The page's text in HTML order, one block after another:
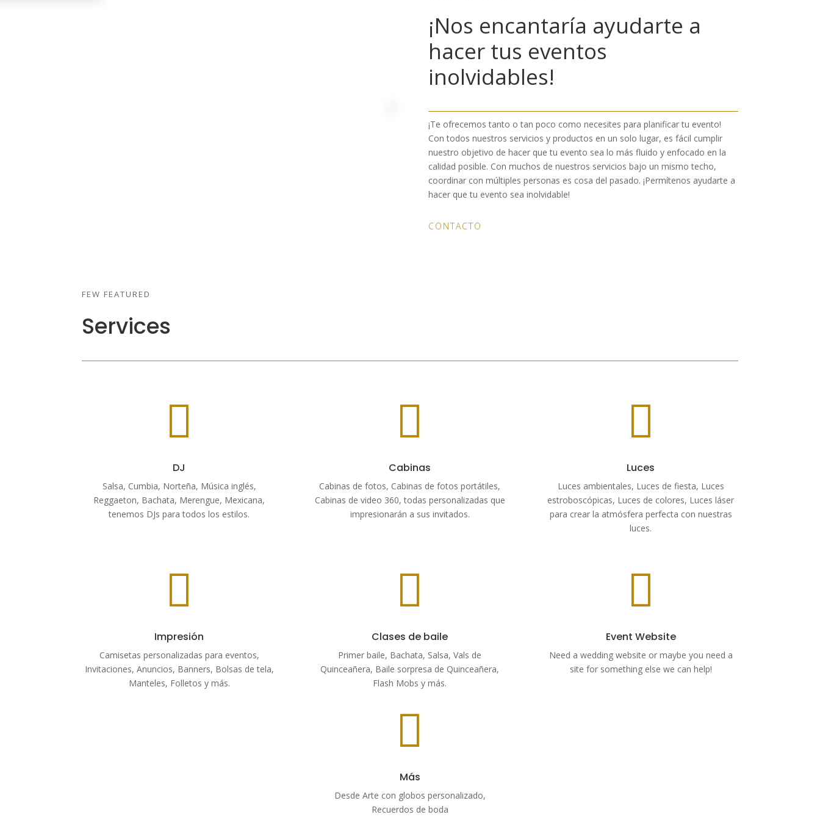
¡Nos encantaría ayudarte a
hacer tus eventos
inolvidables!
¡Te ofrecemos tanto o tan poco como necesites para planificar tu evento!
Con todos nuestros servicios y productos en un solo lugar, es fácil cumplir
nuestro objetivo de hacer que tu evento sea lo más fluido y enfocado en la
calidad posible. Con muchos de nuestros servicios bajo un mismo techo,
coordinar con múltiples personas es cosa del pasado. ¡Permítenos ayudarte a
hacer que tu evento sea inolvidable!
CONTACTO
FEW FEATURED
Services

DJ
Salsa, Cumbia, Norteña, Música inglés,
Reggaeton, Bachata, Merengue, Mexicana,
tenemos DJs para todos los estilos.

Cabinas
Cabinas de fotos, Cabinas de fotos portátiles,
Cabinas de video 360, todas personalizadas que
impresionarán a sus invitados.

Luces
Luces ambientales, Luces de fiesta, Luces
estroboscópicas, Luces de colores, Luces láser
para crear la atmósfera perfecta con nuestras
luces.

Impresión
Camisetas personalizadas para eventos,
Invitaciones, Anuncios, Banners, Bolsas de tela,
Manteles, Folletos y más.

Clases de baile
Primer baile, Bachata, Salsa, Vals de
Quinceañera, Baile sorpresa de Quinceañera,
Flash Mobs y más.

Más
Desde Arte con globos personalizado,
Recuerdos de boda

Event Website
Need a wedding website or maybe you need a
site for something else we can help!